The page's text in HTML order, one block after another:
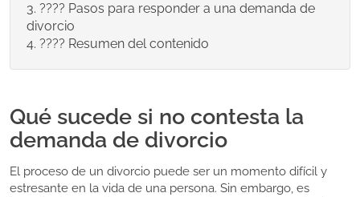
???? Pasos para responder a una demanda de
divorcio
????️ Resumen del contenido
Qué sucede si no contesta la
demanda de divorcio
El proceso de un divorcio puede ser un momento difícil y
estresante en la vida de una persona. Sin embargo, es